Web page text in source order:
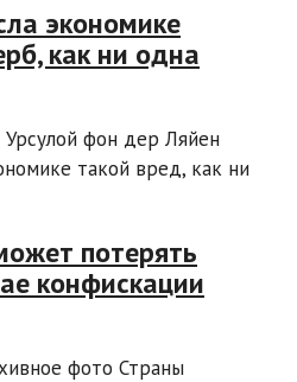
экономике
как ни одна
Урсулой фон дер Ляйен
такой вред, как ни
потерять
конфискации
фото Страны